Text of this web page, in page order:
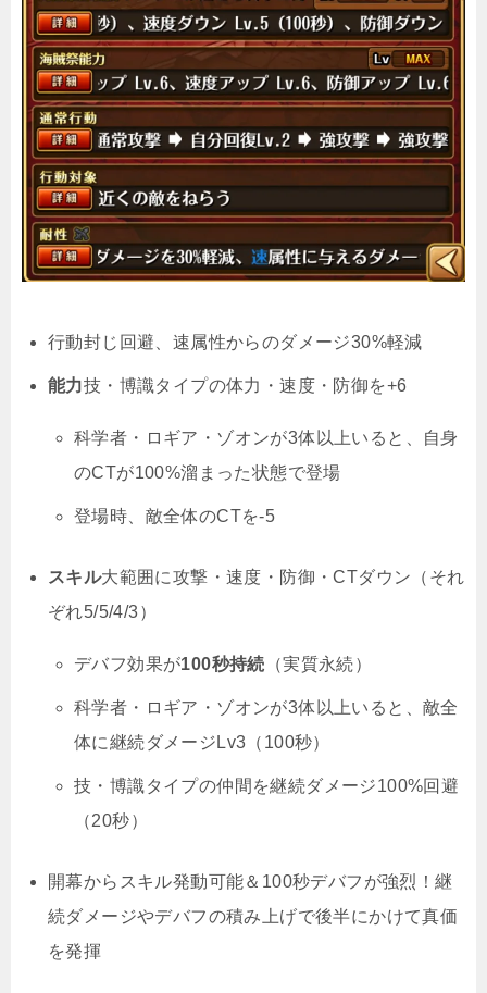
行動封じ回避、速属性からのダメージ30%軽減
能力技・博識タイプの体力・速度・防御を+6
科学者・ロギア・ゾオンが3体以上いると、自身
のCTが100%溜まった状態で登場
登場時、敵全体のCTを-5
スキル大範囲に攻撃・速度・防御・CTダウン（それ
ぞれ5/5/4/3）
デバフ効果が100秒持続 （実質永続）
科学者・ロギア・ゾオンが3体以上いると、敵全
体に継続ダメージLv3（100秒）
技・博識タイプの仲間を継続ダメージ100%回避
（20秒）
開幕からスキル発動可能＆100秒デバフが強烈！継
続ダメージやデバフの積み上げで後半にかけて真価
を発揮